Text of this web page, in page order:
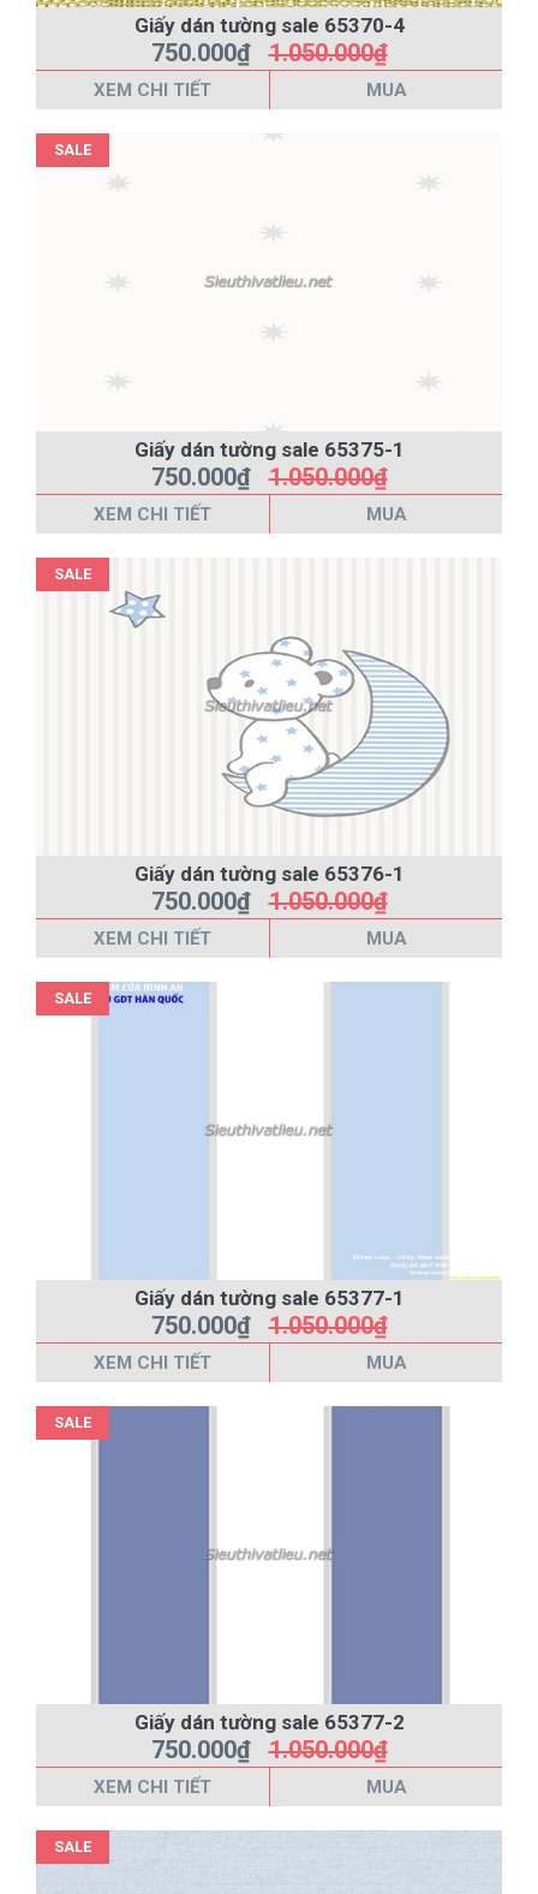
Giấy dán tường sale 65370-4
750.000₫1.050.000₫
XEM CHI TIẾT MUA
SALE
Giấy dán tường sale 65375-1
750.000₫1.050.000₫
XEM CHI TIẾT MUA
SALE
Giấy dán tường sale 65376-1
750.000₫1.050.000₫
XEM CHI TIẾT MUA
SALE
Giấy dán tường sale 65377-1
750.000₫1.050.000₫
XEM CHI TIẾT MUA
SALE
Giấy dán tường sale 65377-2
750.000₫1.050.000₫
XEM CHI TIẾT MUA
SALE